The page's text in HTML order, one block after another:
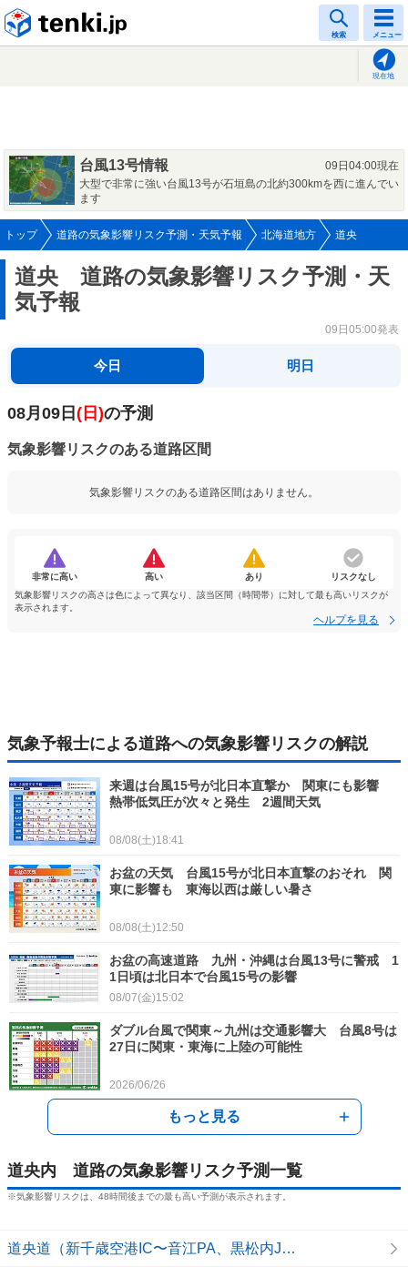
検索 メニュー
現在地
台風13号情報
09日04:00現在
大型で非常に強い台風13号が石垣島の北約300kmを西に進んでい
ます
トップ 道路の気象影響リスク予測・天気予報 北海道地方 道央
道央 道路の気象影響リスク予測・天
気予報
09日05:00発表
今日 明日
08月09日 (日)の予測
気象影響リスクのある道路区間
気象影響リスクのある道路区間はありません。
非常に高い 高い あり
リスクなし
気象影響リスクの高さは色によって異なり、該当区間（時間帯）に対して最も高いリスクが
表示されます。
ヘルプを見る
気象予報士による道路への気象影響リスクの解説
もっと見る
来週は台風15号が北日本直撃か 関東にも影響
熱帯低気圧が次々と発生 2週間天気
08/08(土)18:41
お盆の天気 台風15号が北日本直撃のおそれ 関
東に影響も 東海以西は厳しい暑さ
08/08(土)12:50
お盆の高速道路 九州・沖縄は台風13号に警戒 1
1日頃は北日本で台風15号の影響
08/07(金)15:02
ダブル台風で関東～九州は交通影響大 台風8号は
27日に関東・東海に上陸の可能性
2026/06/26
台風6号 2日～3日は関東～九州の太平洋側で雨量
多くなるおそれ 交通への影響も
2026/06/01
台風6号 関東～九州への最接近はいつ 滝のよう
道央内 道路の気象影響リスク予測一覧
※気象影響リスクは、48時間後までの最も高い予測が表示されます。
道央道（新千歳空港IC〜音江PA、黒松内JCT付近）